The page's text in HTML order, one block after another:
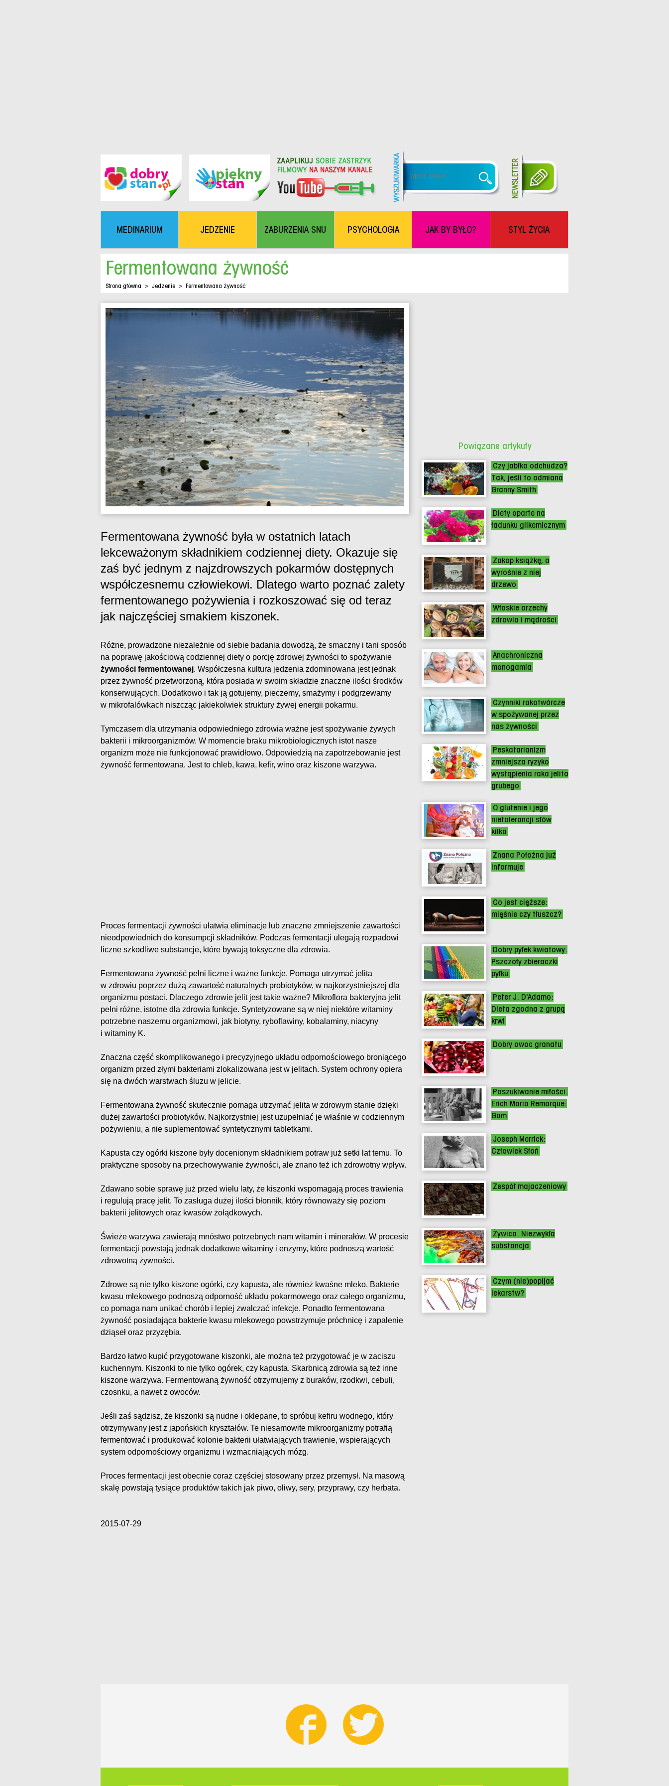
MEDINARIUM JEDZENIE ZABURZENIA SNU PSYCHOLOGIA JAK BY BYŁO? STYL ŻYCIA
Fermentowana żywność
Strona główna > Jedzenie > Fermentowana żywność
Fermentowana żywność była w ostatnich latach
lekceważonym składnikiem codziennej diety. Okazuje się
zaś być jednym z najzdrowszych pokarmów dostępnych
współczesnemu człowiekowi. Dlatego warto poznać zalety
fermentowanego pożywienia i rozkoszować się od teraz
jak najczęściej smakiem kiszonek.
Różne, prowadzone niezależnie od siebie badania dowodzą, że smaczny i tani sposób
na poprawę jakościową codziennej diety o porcję zdrowej żywności to spożywanie
żywności fermentowanej. Współczesna kultura jedzenia zdominowana jest jednak
przez żywność przetworzoną, która posiada w swoim składzie znaczne ilości środków
konserwujących. Dodatkowo i tak ją gotujemy, pieczemy, smażymy i podgrzewamy
w mikrofalówkach niszcząc jakiekolwiek struktury żywej energii pokarmu.
Tymczasem dla utrzymania odpowiedniego zdrowia ważne jest spożywanie żywych
bakterii i mikroorganizmów. W momencie braku mikrobiologicznych istot nasze
organizm może nie funkcjonować prawidłowo. Odpowiedzią na zapotrzebowanie jest
żywność fermentowana. Jest to chleb, kawa, kefir, wino oraz kiszone warzywa.
Proces fermentacji żywności ułatwia eliminacje lub znaczne zmniejszenie zawartości
nieodpowiednich do konsumpcji składników. Podczas fermentacji ulegają rozpadowi
liczne szkodliwe substancje, które bywają toksyczne dla zdrowia.
Fermentowana żywność pełni liczne i ważne funkcje. Pomaga utrzymać jelita
w zdrowiu poprzez dużą zawartość naturalnych probiotyków, w najkorzystniejszej dla
organizmu postaci. Dlaczego zdrowie jelit jest takie ważne? Mikroflora bakteryjna jelit
pełni różne, istotne dla zdrowia funkcje. Syntetyzowane są w niej niektóre witaminy
potrzebne naszemu organizmowi, jak biotyny, ryboflawiny, kobalaminy, niacyny
i witaminy K.
Znaczna część skomplikowanego i precyzyjnego układu odpornościowego broniącego
organizm przed złymi bakteriami zlokalizowana jest w jelitach. System ochrony opiera
się na dwóch warstwach śluzu w jelicie.
Fermentowana żywność skutecznie pomaga utrzymać jelita w zdrowym stanie dzięki
dużej zawartości probiotyków. Najkorzystniej jest uzupełniać je właśnie w codziennym
pożywieniu, a nie suplementować syntetycznymi tabletkami.
Kapusta czy ogórki kiszone były docenionym składnikiem potraw już setki lat temu. To
praktyczne sposoby na przechowywanie żywności, ale znano też ich zdrowotny wpływ.
Zdawano sobie sprawę już przed wielu laty, że kiszonki wspomagają proces trawienia
i regulują pracę jelit. To zasługa dużej ilości błonnik, który równoważy się poziom
bakterii jelitowych oraz kwasów żołądkowych.
Świeże warzywa zawierają mnóstwo potrzebnych nam witamin i minerałów. W procesie
fermentacji powstają jednak dodatkowe witaminy i enzymy, które podnoszą wartość
zdrowotną żywności.
Zdrowe są nie tylko kiszone ogórki, czy kapusta, ale również kwaśne mleko. Bakterie
kwasu mlekowego podnoszą odporność układu pokarmowego oraz całego organizmu,
co pomaga nam unikać chorób i lepiej zwalczać infekcje. Ponadto fermentowana
żywność posiadająca bakterie kwasu mlekowego powstrzymuje próchnicę i zapalenie
dziąseł oraz przyzębia.
Bardzo łatwo kupić przygotowane kiszonki, ale można też przygotować je w zaciszu
kuchennym. Kiszonki to nie tylko ogórek, czy kapusta. Skarbnicą zdrowia są też inne
kiszone warzywa. Fermentowaną żywność otrzymujemy z buraków, rzodkwi, cebuli,
czosnku, a nawet z owoców.
Jeśli zaś sądzisz, że kiszonki są nudne i oklepane, to spróbuj kefiru wodnego, który
otrzymywany jest z japońskich kryształów. Te niesamowite mikroorganizmy potrafią
fermentować i produkować kolonie bakterii ułatwiających trawienie, wspierających
system odpornościowy organizmu i wzmacniających mózg.
Proces fermentacji jest obecnie coraz częściej stosowany przez przemysł. Na masową
skalę powstają tysiące produktów takich jak piwo, oliwy, sery, przyprawy, czy herbata.
2015-07-29
Powiązane artykuły
Czy jabłko odchudza?
Tak, jeśli to odmiana
Granny Smith
Diety oparte na
ładunku glikemicznym
Zakop książkę, a
wyrośnie z niej
drzewo
Włoskie orzechy
zdrowia i mądrości
Anachroniczna
monogamia
Czynniki rakotwórcze
w spożywanej przez
nas żywności
Peskatarianizm
zmniejsza ryzyko
wystąpienia raka jelita
grubego
O glutenie i jego
nietolerancji słów
kilka
Znana Położna już
informuje
Co jest cięższe:
mięśnie czy tłuszcz?
Dobry pyłek kwiatowy.
Pszczoły zbieraczki
pyłku
Peter J. D'Adamo:
Dieta zgodna z grupą
krwi
Dobry owoc granatu
Poszukiwanie miłości.
Erich Maria Remarque:
Gam
Joseph Merrick:
Człowiek Słoń
Zespół majaczeniowy
Żywica. Niezwykła
substancja
Czym (nie)popijać
lekarstw?